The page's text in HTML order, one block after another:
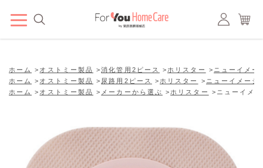
ホーム > オストミー製品 >消化管用2ピース > ホリスター > ニューイメー
ホーム
> オストミー製品 > 尿路用2ピース > ホリスター > ニューイメージ
ホーム
> オストミー製品 > メーカーから選ぶ > ホリスター > ニューイメ